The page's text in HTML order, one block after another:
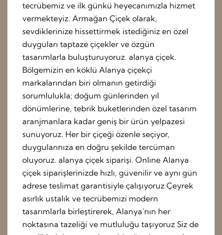
tecrübemiz ve ilk günkü heyecanımızla hizmet
vermekteyiz. Armağan Çiçek olarak,
sevdiklerinize hissettirmek istediğiniz en özel
duyguları taptaze çiçekler ve özgün
tasarımlarla buluşturuyoruz. alanya çiçek.
Bölgemizin en köklü Alanya çiçekçi
markalarından biri olmanın getirdiği
sorumlulukla; doğum günlerinden yıl
dönümlerine, tebrik buketlerinden özel tasarım
aranjmanlara kadar geniş bir ürün yelpazesi
sunuyoruz. Her bir çiçeği özenle seçiyor,
duygularınıza en doğru şekilde tercüman
oluyoruz. alanya çiçek siparişi. Online Alanya
çiçek siparişlerinizde hızlı, güvenilir ve aynı gün
adrese teslimat garantisiyle çalışıyoruz Çeyrek
asırlık ustalık ve tecrübemizi modern
tasarımlarla birleştirerek, Alanya’nın her
noktasına tazeliği ve mutluluğu taşıyoruz Siz de